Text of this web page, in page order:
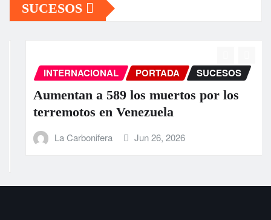
SUCESOS
INTERNACIONAL PORTADA SUCESOS
Aumentan a 589 los muertos por los
terremotos en Venezuela
La Carbonifera Jun 26, 2026